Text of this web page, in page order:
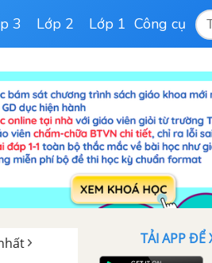
3 Lớp 2 Lớp 1 Công cụ
TẢI APP ĐỂ